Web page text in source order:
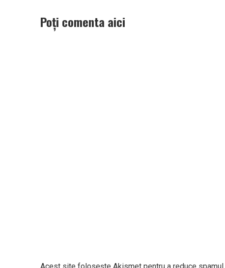
Poți comenta aici
Acest site folosește Akismet pentru a reduce spamul.